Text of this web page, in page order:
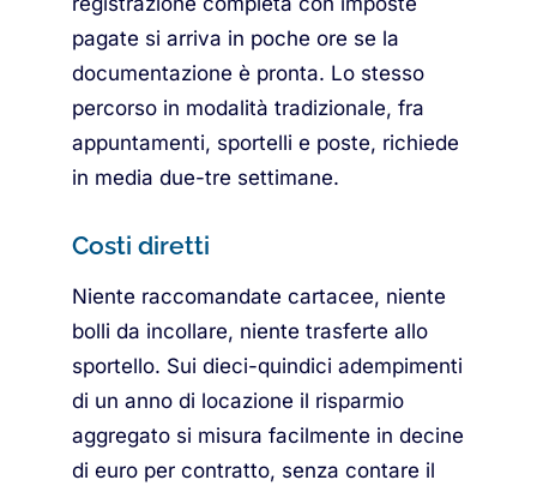
pagate si arriva in poche ore se la
documentazione è pronta. Lo stesso
percorso in modalità tradizionale, fra
appuntamenti, sportelli e poste, richiede
in media due-tre settimane.
Costi diretti
Niente raccomandate cartacee, niente
bolli da incollare, niente trasferte allo
sportello. Sui dieci-quindici adempimenti
di un anno di locazione il risparmio
aggregato si misura facilmente in decine
di euro per contratto, senza contare il